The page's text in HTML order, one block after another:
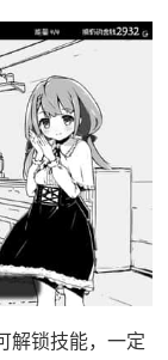
解锁技能，一定